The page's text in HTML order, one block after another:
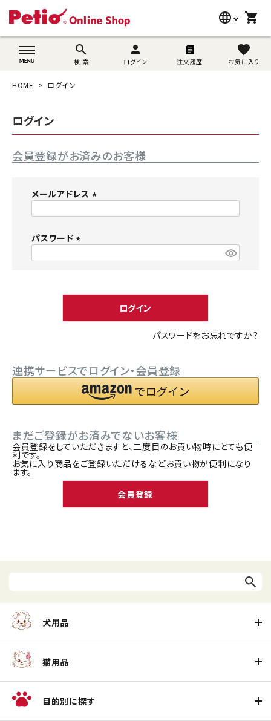
language
wovn-lang-name
shopping_cart
search
検 索
person
ログイン 注文履歴
favorite
お気に入り
search
うさぎ用品
ブランド別に探す
目的別に探す
SNS
ようこそ ゲスト 様
person 新規会員登録
HOME ログイン
ログイン
会員登録がお済みのお客様
メールアドレス
パスワード
)
ログイン
パスワードをお忘れですか？
連携サービスでログイン・会員登録
まだご登録がお済みでないお客様
会員登録をしていただきますと、二度目のお買い物時にとても便
利です。
お気に入り商品をご登録いただけるなどお買い物が便利になり
ます。
会員登録
犬用品
猫用品
目的別に探す